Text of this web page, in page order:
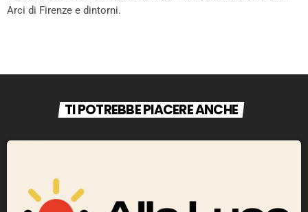
Arci di Firenze e dintorni.
TI POTREBBE PIACERE ANCHE